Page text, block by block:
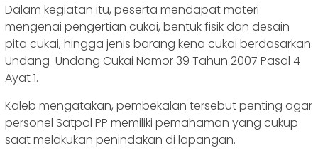
Dalam kegiatan itu, peserta mendapat materi
mengenai pengertian cukai, bentuk fisik dan desain
pita cukai, hingga jenis barang kena cukai berdasarkan
Undang-Undang Cukai Nomor 39 Tahun 2007 Pasal 4
Ayat 1.
Kaleb mengatakan, pembekalan tersebut penting agar
personel Satpol PP memiliki pemahaman yang cukup
saat melakukan penindakan di lapangan.